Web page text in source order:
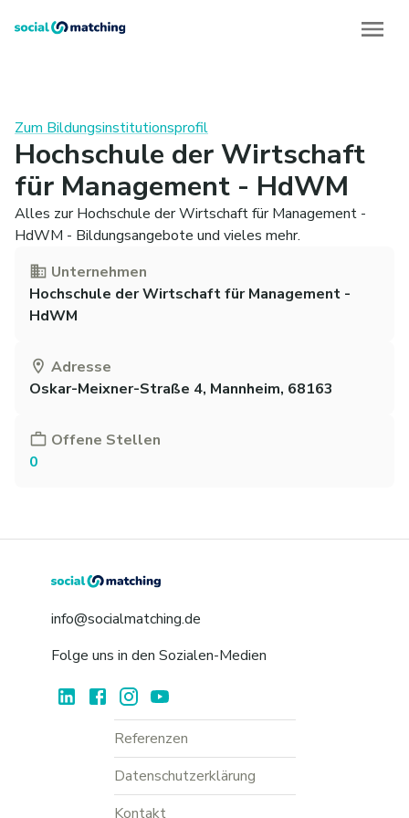
Zum Bildungsinstitutionsprofil
Hochschule der Wirtschaft
für Management - HdWM
Alles zur Hochschule der Wirtschaft für Management -
HdWM - Bildungsangebote und vieles mehr.
Unternehmen
Hochschule der Wirtschaft für Management -
HdWM
Adresse
Oskar-Meixner-Straße 4, Mannheim, 68163
Offene Stellen
0
info@socialmatching.de
Folge uns in den Sozialen-Medien
Referenzen
Datenschutzerklärung
Kontakt